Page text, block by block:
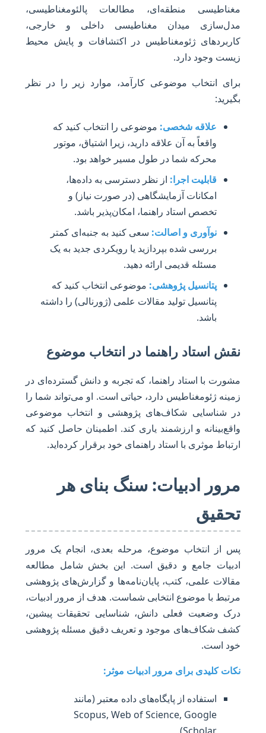
مغناطیسی منطقه‌ای، مطالعات پالئومغناطیسی،
مدل‌سازی میدان مغناطیسی داخلی و خارجی،
کاربردهای ژئومغناطیس در اکتشافات و پایش محیط
زیست وجود دارد.
برای انتخاب موضوعی کارآمد، موارد زیر را در نظر
بگیرید:
علاقه شخصی: موضوعی را انتخاب کنید که
واقعاً به آن علاقه دارید، زیرا اشتیاق، موتور
محرکه شما در طول مسیر خواهد بود.
قابلیت اجرا: از نظر دسترسی به داده‌ها،
امکانات آزمایشگاهی (در صورت نیاز) و
تخصص استاد راهنما، امکان‌پذیر باشد.
نوآوری و اصالت: سعی کنید به جنبه‌ای کمتر
بررسی شده بپردازید یا رویکردی جدید به یک
مسئله قدیمی ارائه دهید.
پتانسیل پژوهشی: موضوعی انتخاب کنید که
پتانسیل تولید مقالات علمی (ژورنالی) را داشته
باشد.
نقش استاد راهنما در انتخاب موضوع
مشورت با استاد راهنما، که تجربه و دانش گسترده‌ای در
زمینه ژئومغناطیس دارد، حیاتی است. او می‌تواند شما را
در شناسایی شکاف‌های پژوهشی و انتخاب موضوعی
واقع‌بینانه و ارزشمند یاری کند. اطمینان حاصل کنید که
ارتباط موثری با استاد راهنمای خود برقرار کرده‌اید.
مرور ادبیات: سنگ بنای هر
تحقیق
پس از انتخاب موضوع، مرحله بعدی، انجام یک مرور
ادبیات جامع و دقیق است. این بخش شامل مطالعه
مقالات علمی، کتب، پایان‌نامه‌ها و گزارش‌های پژوهشی
مرتبط با موضوع انتخابی شماست. هدف از مرور ادبیات،
درک وضعیت فعلی دانش، شناسایی تحقیقات پیشین،
کشف شکاف‌های موجود و تعریف دقیق مسئله پژوهشی
خود است.
نکات کلیدی برای مرور ادبیات موثر:
استفاده از پایگاه‌های داده معتبر (مانند
Scopus, Web of Science, Google